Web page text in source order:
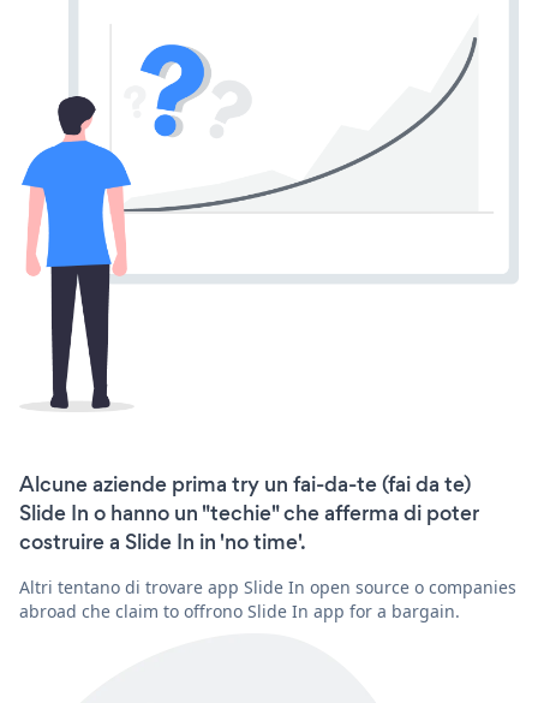
Alcune aziende prima try un fai-da-te (fai da te)
Slide In o hanno un "techie" che afferma di poter
costruire a Slide In in 'no time'.
Altri tentano di trovare app Slide In open source o companies
abroad che claim to offrono Slide In app for a bargain.